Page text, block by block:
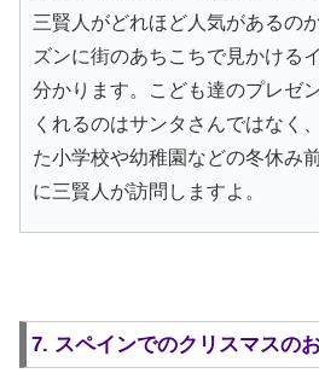
三賢人がどれほど人気があるの
ズンに街のあちこちで見かける
分かります。こども達のプレゼ
くれるのはサンタさんではなく
た小学校や幼稚園などの冬休み
に三賢人が訪問しますよ。
7. スペインでのクリスマスの